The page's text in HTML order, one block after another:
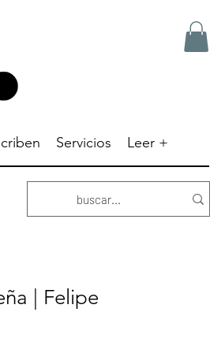
Servicios Leer +
| Felipe